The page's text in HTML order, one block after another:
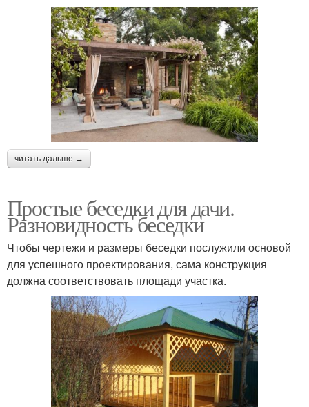
читать дальше →
Простые беседки для дачи.
Разновидность беседки
Чтобы чертежи и размеры беседки послужили основой
для успешного проектирования, сама конструкция
должна соответствовать площади участка.